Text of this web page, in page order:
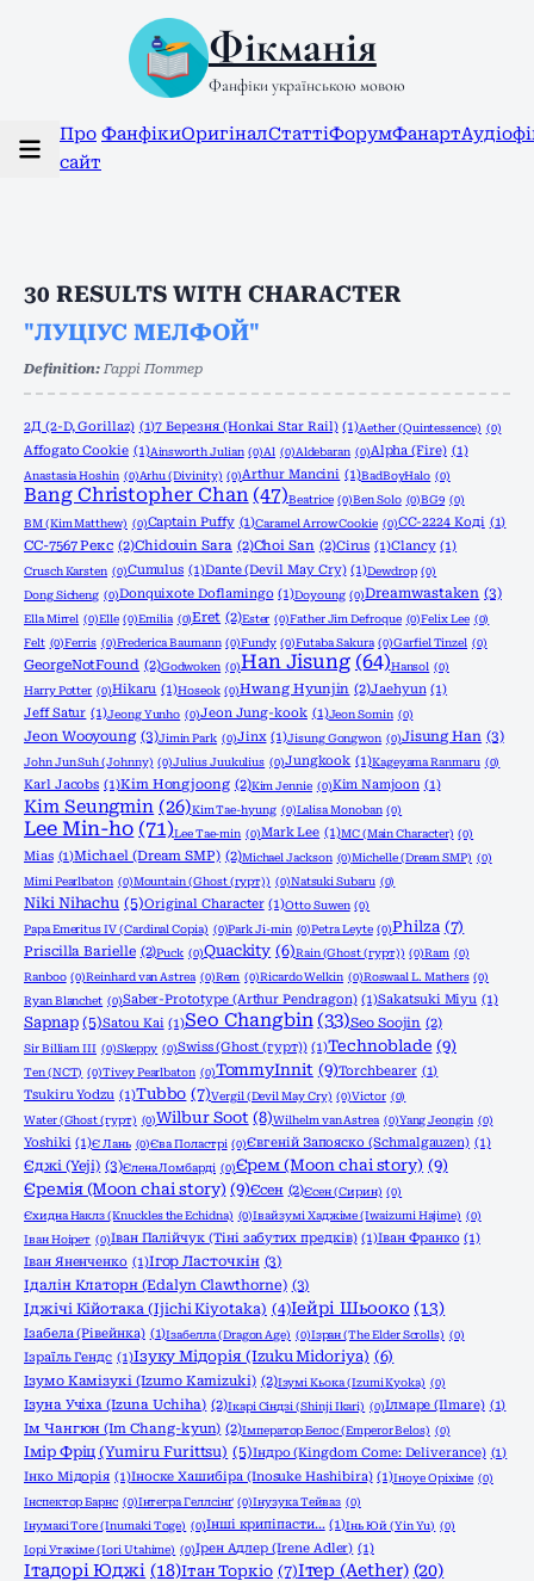
Фікманія
Фанфіки українською мовою
Про
сайт
ФанфікиОригіналСтаттіФорумФанарт
30 RESULTS WITH CHARACTER
"ЛУЦІУС МЕЛФОЙ"
Definition: Гаррі Поттер
2Д (2-D, Gorillaz) (1)7 Березня (Honkai Star Rail) (1)Aether (Quintessence) (0)
Affogato Cookie (1)Ainsworth Julian (0)Al (0)Aldebaran (0)Alpha (Fire) (1)
Anastasia Hoshin (0)Arhu (Divinity) (0)Arthur Mancini (1)BadBoyHalo (0)
Bang Christopher Chan (47)Beatrice (0)Ben Solo (0)BG9 (0)
BM (Kim Matthew) (0)Captain Puffy (1)Caramel Arrow Cookie (0)CC-2224 Коді (1)
CC-7567 Рекс (2)Chidouin Sara (2)Choi San (2)Cirus (1)Clancy (1)
Crusch Karsten (0)Cumulus (1)Dante (Devil May Cry) (1)Dewdrop (0)
Dong Sicheng (0)Donquixote Doflamingo (1)Doyoung (0)Dreamwastaken (3)
Ella Mirrel (0)Elle (0)Emilia (0)Eret (2)Ester (0)Father Jim Defroque (0)Felix Lee (0)
Felt (0)Ferris (0)Frederica Baumann (0)Fundy (0)Futaba Sakura (0)Garfiel Tinzel (0)
GeorgeNotFound (2)Godwoken (0)Han Jisung (64)Hansol (0)
Harry Potter (0)Hikaru (1)Hoseok (0)Hwang Hyunjin (2)Jaehyun (1)
Jeff Satur (1)Jeong Yunho (0)Jeon Jung-kook (1)Jeon Somin (0)
Jeon Wooyoung (3)Jimin Park (0)Jinx (1)Jisung Gongwon (0)Jisung Han (3)
John Jun Suh (Johnny) (0)Julius Juukulius (0)Jungkook (1)Kageyama Ranmaru (0)
Karl Jacobs (1)Kim Hongjoong (2)Kim Jennie (0)Kim Namjoon (1)
Kim Seungmin (26)Kim Tae-hyung (0)Lalisa Monoban (0)
Lee Min-ho (71)Lee Tae-min (0)Mark Lee (1)MC (Main Character) (0)
Mias (1)Michael (Dream SMP) (2)Michael Jackson (0)Michelle (Dream SMP) (0)
Mimi Pearlbaton (0)Mountain (Ghost (гурт)) (0)Natsuki Subaru (0)
Niki Nihachu (5)Original Character (1)Otto Suwen (0)
Papa Emeritus IV (Cardinal Copia) (0)Park Ji-min (0)Petra Leyte (0)Philza (7)
Priscilla Barielle (2)Puck (0)Quackity (6)Rain (Ghost (гурт)) (0)Ram (0)
Ranboo (0)Reinhard van Astrea (0)Rem (0)Ricardo Welkin (0)Roswaal L. Mathers (0)
Ryan Blanchet (0)Saber-Prototype (Arthur Pendragon) (1)Sakatsuki Miyu (1)
Sapnap (5)Satou Kai (1)Seo Changbin (33)Seo Soojin (2)
Sir Billiam III (0)Skeppy (0)Swiss (Ghost (гурт)) (1)Technoblade (9)
Ten (NCT) (0)Tivey Pearlbaton (0)TommyInnit (9)Torchbearer (1)
Tsukiru Yodzu (1)Tubbo (7)Vergil (Devil May Cry) (0)Victor (0)
Water (Ghost (гурт) (0)Wilbur Soot (8)Wilhelm van Astrea (0)Yang Jeongin (0)
Yoshiki (1)Є Лань (0)Єва Поластрі (0)Євгеній Запояско (Schmalgauzen) (1)
Єджі (Yeji) (3)Єлена Ломбарді (0)Єрем (Moon chai story) (9)
Єремія (Moon chai story) (9)Єсен (2)Єсен (Сирин) (0)
Єхидна Наклз (Knuckles the Echidna) (0)Івайзумі Хаджіме (Iwaizumi Hajime) (0)
Іван Ноірет (0)Іван Палійчук (Тіні забутих предків) (1)Іван Франко (1)
Іван Яненченко (1)Ігор Ласточкін (3)
Ідалін Клаторн (Edalyn Clawthorne) (3)
Іджічі Кійотака (Ijichi Kiyotaka) (4)Іейрі Шьооко (13)
Ізабела (Рівейнка) (1)Ізабелла (Dragon Age) (0)Ізран (The Elder Scrolls) (0)
Ізраїль Гендс (1)Ізуку Мідорія (Izuku Midoriya) (6)
Ізумо Камізукі (Izumo Kamizuki) (2)Ізумі Кьока (Izumi Kyoka) (0)
Ізуна Учіха (Izuna Uchiha) (2)Ікарі Сіндзі (Shinji Ikari) (0)Ілмаре (Ilmare) (1)
Ім Чангюн (Im Chang-kyun) (2)Імператор Белос (Emperor Belos) (0)
Імір Фріц (Yumiru Furittsu) (5)Індро (Kingdom Come: Deliverance) (1)
Інко Мідорія (1)Іноске Хашибіра (Inosuke Hashibira) (1)Іноуе Оріхіме (0)
Інспектор Барнс (0)Інтегра Геллсінґ (0)Інузука Тейваз (0)
Інумакі Тоге (Inumaki Toge) (0)Інші крипіпасти... (1)Інь Юй (Yin Yu) (0)
Іорі Утахіме (Iori Utahime) (0)Ірен Адлер (Irene Adler) (1)
Ітадорі Юджі (18)Ітан Торкіо (7)Ітер (Aether) (20)